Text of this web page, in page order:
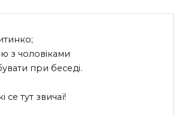
з чоловіками
при беседі.
се тут звичаї!